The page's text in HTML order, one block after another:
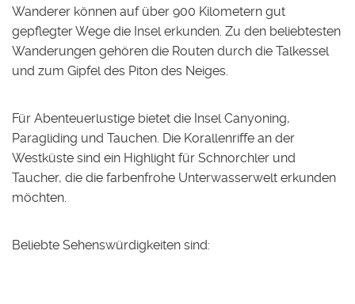
Wanderer können auf über 900 Kilometern gut
gepflegter Wege die Insel erkunden. Zu den beliebtesten
Wanderungen gehören die Routen durch die Talkessel
und zum Gipfel des Piton des Neiges.
Für Abenteuerlustige bietet die Insel Canyoning,
Paragliding und Tauchen. Die Korallenriffe an der
Westküste sind ein Highlight für Schnorchler und
Taucher, die die farbenfrohe Unterwasserwelt erkunden
möchten.
Beliebte Sehenswürdigkeiten sind: